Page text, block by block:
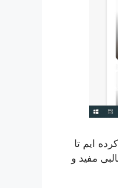
ایم تا
مفید و